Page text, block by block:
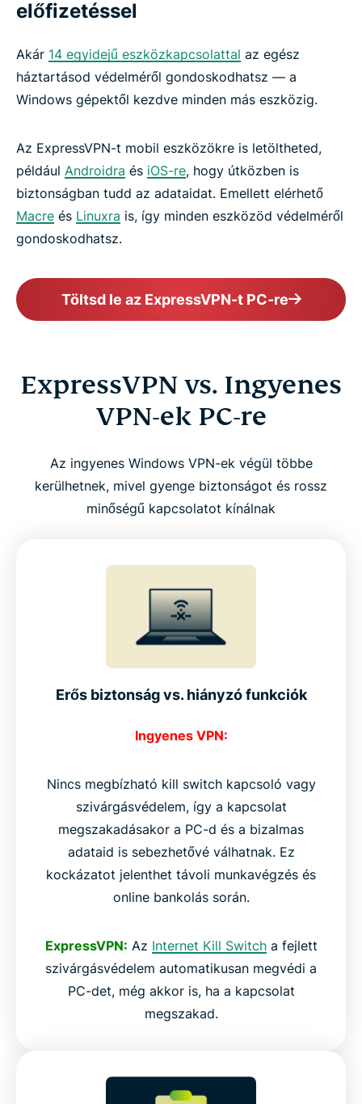
előfizetéssel
Akár 14 egyidejű eszközkapcsolattal az egész
háztartásod védelméről gondoskodhatsz — a
Windows gépektől kezdve minden más eszközig.
Az ExpressVPN-t mobil eszközökre is letöltheted,
például Androidra és iOS-re, hogy útközben is
biztonságban tudd az adataidat. Emellett elérhető
Macre és Linuxra is, így minden eszközöd védelméről
gondoskodhatsz.
Töltsd le az ExpressVPN-t PC-re
ExpressVPN vs. Ingyenes
VPN-ek PC-re
Az ingyenes Windows VPN-ek végül többe
kerülhetnek, mivel gyenge biztonságot és rossz
minőségű kapcsolatot kínálnak
Erős biztonság vs. hiányzó funkciók
Ingyenes VPN:
Nincs megbízható kill switch kapcsoló vagy
szivárgásvédelem, így a kapcsolat
megszakadásakor a PC-d és a bizalmas
adataid is sebezhetővé válhatnak. Ez
kockázatot jelenthet távoli munkavégzés és
online bankolás során.
ExpressVPN: Az Internet Kill Switcha fejlett
szivárgásvédelem automatikusan megvédi a
PC-det, még akkor is, ha a kapcsolat
megszakad.